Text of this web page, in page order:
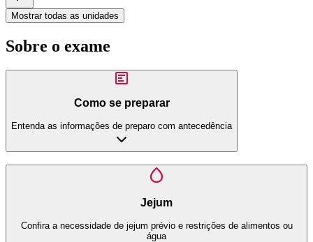
Mostrar todas as unidades
Sobre o exame
Como se preparar
Entenda as informações de preparo com antecedência
Jejum
Confira a necessidade de jejum prévio e restrições de alimentos ou
água